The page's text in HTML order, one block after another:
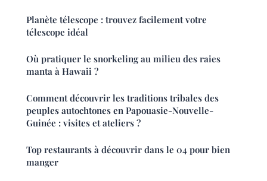
Planète télescope : trouvez facilement votre
télescope idéal
Où pratiquer le snorkeling au milieu des raies
manta à Hawaii ?
Comment découvrir les traditions tribales des
peuples autochtones en Papouasie-Nouvelle-
Guinée : visites et ateliers ?
Top restaurants à découvrir dans le 04 pour bien
manger